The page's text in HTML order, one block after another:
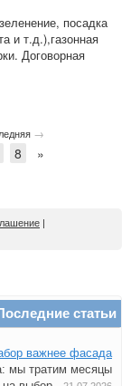
посадка
и т.д.),газонная
Договорная
→
8 »
|
статьи
важнее фасада
мы тратим месяцы